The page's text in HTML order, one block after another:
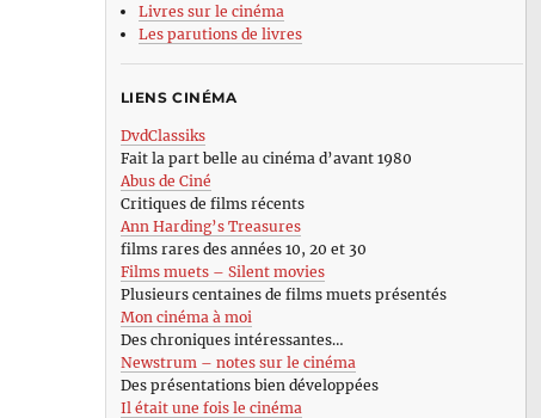
Livres sur le cinéma
Les parutions de livres
LIENS CINÉMA
DvdClassiks
Fait la part belle au cinéma d’avant 1980
Abus de Ciné
Critiques de films récents
Ann Harding’s Treasures
films rares des années 10, 20 et 30
Films muets – Silent movies
Plusieurs centaines de films muets présentés
Mon cinéma à moi
Des chroniques intéressantes…
Newstrum – notes sur le cinéma
Des présentations bien développées
Il était une fois le cinéma